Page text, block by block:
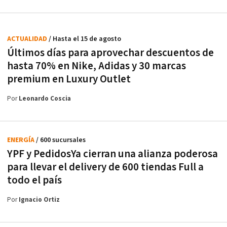
Últimos días para aprovechar descuentos de
hasta 70% en Nike, Adidas y 30 marcas
premium en Luxury Outlet
ACTUALIDAD / Hasta el 15 de agosto
PorLeonardo Coscia
YPF y PedidosYa cierran una alianza poderosa
para llevar el delivery de 600 tiendas Full a
todo el país
ENERGÍA/ 600 sucursales
PorIgnacio Ortiz